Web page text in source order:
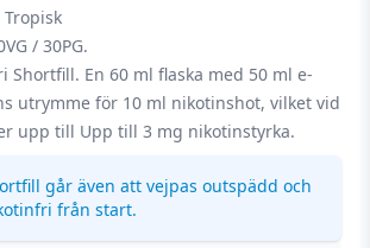
Tropisk
/ 30PG.
Shortfill. En 60 ml flaska med 50 ml e-
utrymme för 10 ml nikotinshot, vilket vid
upp till Upp till 3 mg nikotinstyrka.
går även att vejpas outspädd och
från start.